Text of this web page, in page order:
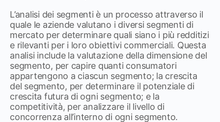
L’analisi dei segmenti è un processo attraverso il
quale le aziende valutano i diversi segmenti di
mercato per determinare quali siano i più redditizi
e rilevanti per i loro obiettivi commerciali. Questa
analisi include la valutazione della dimensione del
segmento, per capire quanti consumatori
appartengono a ciascun segmento; la crescita
del segmento, per determinare il potenziale di
crescita futura di ogni segmento; e la
competitività, per analizzare il livello di
concorrenza all’interno di ogni segmento.